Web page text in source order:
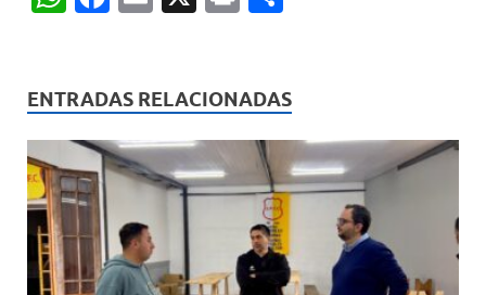
s
A
p
p
b
o
o
p
ar
ti
r
ENTRADAS RELACIONADAS